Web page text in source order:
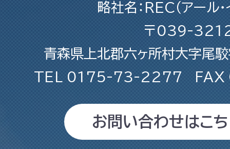
略社名：REC（アール・
〒039-
青森県上北郡六ヶ所村大字
TEL 0175-73-2277 FAX
お問い合わせはこ